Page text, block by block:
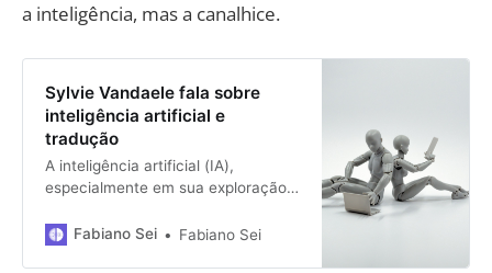
a inteligência, mas a canalhice.
Sylvie Vandaele fala sobre
inteligência artificial e
tradução
A inteligência artificial (IA),
especialmente em sua exploração
está na encruzilhada entre ser uma
Fabiano Sei Fabiano Sei